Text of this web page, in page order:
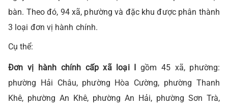
bàn. Theo đó, 94 xã, phường và đặc khu được phân thành
3 loại đơn vị hành chính.
Cụ thể:
Đơn vị hành chính cấp xã loại I gồm 45 xã, phường:
phường Hải Châu, phường Hòa Cường, phường Thanh
Khê, phường An Khê, phường An Hải, phường Sơn Trà,